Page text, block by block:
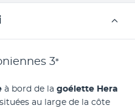
3*
à bord de la goélette Hera
situées au large de la côte